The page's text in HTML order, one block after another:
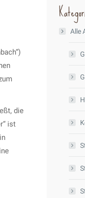
die
ist
Alle